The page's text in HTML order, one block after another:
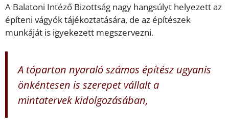
A Balatoni Intéző Bizottság nagy hangsúlyt helyezett az
építeni vágyók tájékoztatására, de az építészek
munkáját is igyekezett megszervezni.
A tóparton nyaraló számos építész ugyanis
önkéntesen is szerepet vállalt a
mintatervek kidolgozásában,